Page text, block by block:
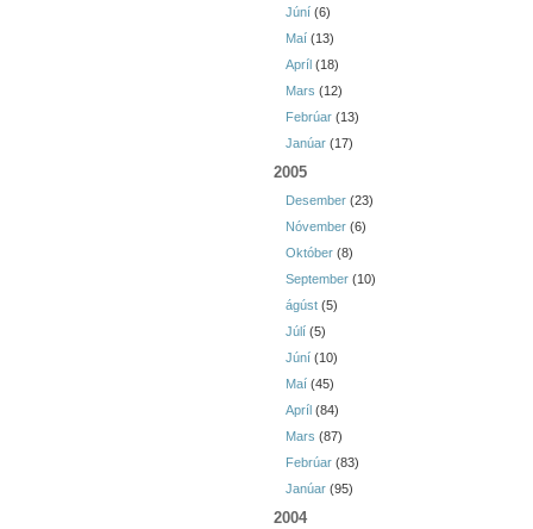
Júní (6)
Maí (13)
Apríl (18)
Mars (12)
Febrúar (13)
Janúar (17)
2005
Desember (23)
Nóvember (6)
Október (8)
September (10)
ágúst (5)
Júlí (5)
Júní (10)
Maí (45)
Apríl (84)
Mars (87)
Febrúar (83)
Janúar (95)
2004